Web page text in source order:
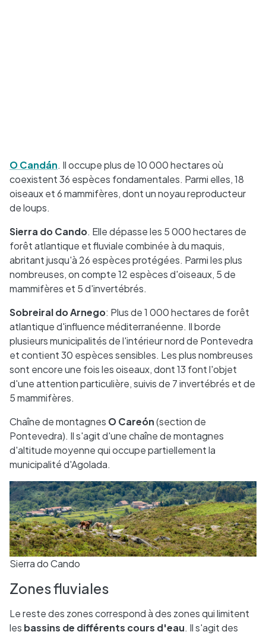
O Candán. Il occupe plus de 10 000 hectares où
coexistent 36 espèces fondamentales. Parmi elles, 18
oiseaux et 6 mammifères, dont un noyau reproducteur
de loups.
Sierra do Cando. Elle dépasse les 5 000 hectares de
forêt atlantique et fluviale combinée à du maquis,
abritant jusqu'à 26 espèces protégées. Parmi les plus
nombreuses, on compte 12 espèces d'oiseaux, 5 de
mammifères et 5 d'invertébrés.
Sobreiral do Arnego: Plus de 1 000 hectares de forêt
atlantique d'influence méditerranéenne. Il borde
plusieurs municipalités de l'intérieur nord de Pontevedra
et contient 30 espèces sensibles. Les plus nombreuses
sont encore une fois les oiseaux, dont 13 font l'objet
d'une attention particulière, suivis de 7 invertébrés et de
5 mammifères.
Chaîne de montagnes O Careón(section de
Pontevedra). Il s'agit d'une chaîne de montagnes
d'altitude moyenne qui occupe partiellement la
municipalité d'Agolada.
Sierra do Cando
Zones fluviales
Le reste des zones correspond à des zones qui limitent
les bassins de différents cours d'eau. Il s'agit des